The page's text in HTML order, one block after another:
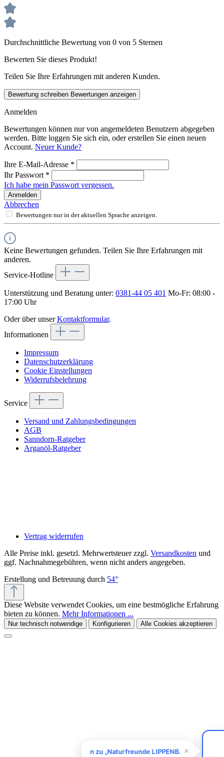
Durchschnittliche Bewertung von 0 von 5 Sternen
Bewerten Sie dieses Produkt!
Teilen Sie Ihre Erfahrungen mit anderen Kunden.
Bewertung schreiben Bewertungen anzeigen
Anmelden
Bewertungen können nur von angemeldeten Benutzern abgegeben
werden. Bitte loggen Sie sich ein, oder erstellen Sie einen neuen
Account. Neuer Kunde?
Ihre E-Mail-Adresse *
Ihr Passwort *
Ich habe mein Passwort vergessen.
Anmelden
Abbrechen
Bewertungen nur in der aktuellen Sprache anzeigen.
Keine Bewertungen gefunden. Teilen Sie Ihre Erfahrungen mit
anderen.
Service-Hotline
Unterstützung und Beratung unter: 0381-44 05 401 Mo-Fr: 08:00 -
17:00 Uhr
Oder über unserKontaktformular.
Informationen
Impressum
Datenschutzerklärung
Cookie Einstellungen
Widerrufsbelehrung
Service
Versand und Zahlungsbedingungen
AGB
Sanndorn-Ratgeber
Arganöl-Ratgeber
Vertrag widerrufen
Alle Preise inkl. gesetzl. Mehrwertsteuer zzgl. Versandkosten und
ggf. Nachnahmegebühren, wenn nicht anders angegeben.
Erstellung und Betreuung durch 54°
Diese Website verwendet Cookies, um eine bestmögliche Erfahrung
bieten zu können. Mehr Informationen ...
Nur technisch notwendige Konfigurieren Alle Cookies akzeptieren
Fragen zu „Naturfreunde LIPPENBALSAM mit